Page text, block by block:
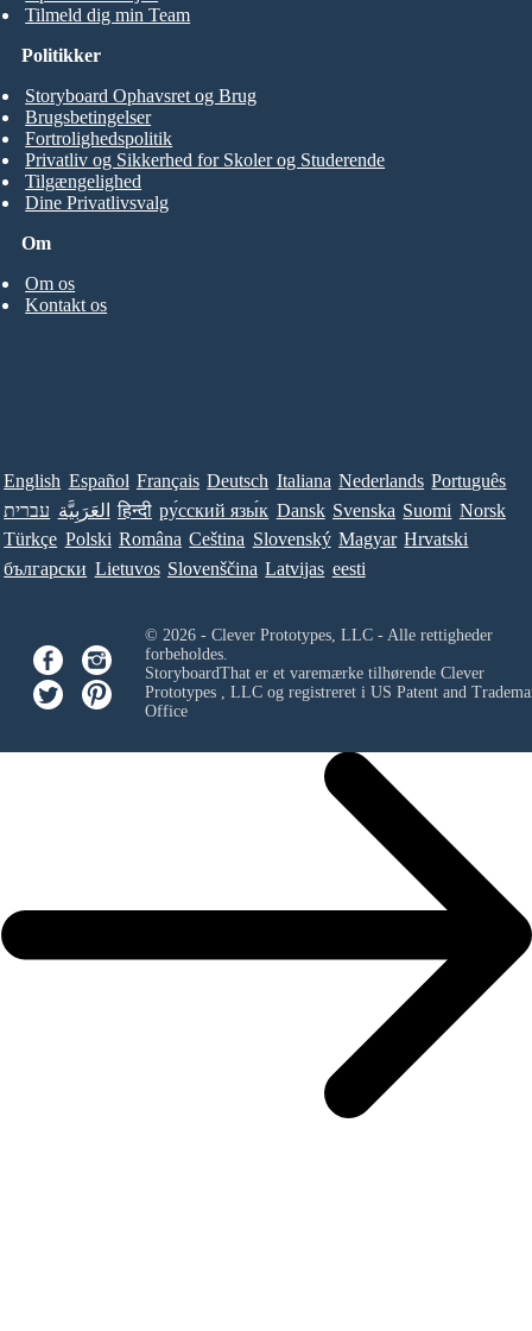
Tilmeld dig min Team
Om
Om os
Kontakt os
Politikker
Storyboard Ophavsret og Brug
Brugsbetingelser
Fortrolighedspolitik
Privatliv og Sikkerhed for Skoler og Studerende
Tilgængelighed
Dine Privatlivsvalg
English Español Français Deutsch Italiana Nederlands Português
עברית العَرَبِيَّة हिन्दी ру́сский язы́к Dansk Svenska Suomi Norsk
Türkçe Polski Româna Ceština Slovenský Magyar Hrvatski
български Lietuvos Slovenščina Latvijas eesti
© 2026 - Clever Prototypes, LLC - Alle rettigheder
forbeholdes.
StoryboardThat er et varemærke tilhørende Clever
Prototypes , LLCog registreret i US Patent and
Office